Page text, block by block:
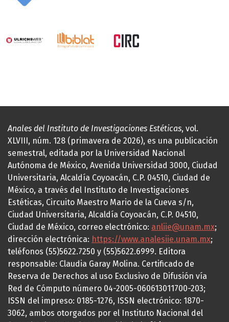
Anales del Instituto de Investigaciones Estéticas, vol.
XLVIII, núm. 128 (primavera de 2026), es una publicación
semestral, editada por la Universidad Nacional
Autónoma de México, Avenida Universidad 3000, Ciudad
Universitaria, Alcaldía Coyoacán, C.P. 04510, Ciudad de
México, a través del Instituto de Investigaciones
Estéticas, Circuito Maestro Mario de la Cueva s/n,
Ciudad Universitaria, Alcaldía Coyoacán, C.P. 04510,
Ciudad de México, correo electrónico: anliie@unam.mx;
dirección electrónica: https://www.analesiie.unam.mx;
teléfonos (55)5622.7250 y (55)5622.6999. Editora
responsable: Claudia Garay Molina. Certificado de
Reserva de Derechos al uso Exclusivo de Difusión vía
Red de Cómputo número 04-2005-060613011700-203;
ISSN del impreso: 0185-1276, ISSN electrónico: 1870-
3062, ambos otorgados por el Instituto Nacional del